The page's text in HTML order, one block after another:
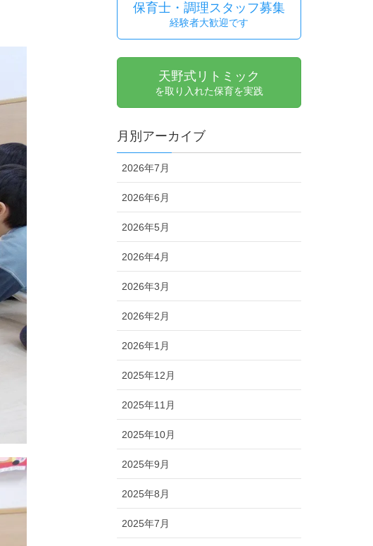
保育士・調理スタッフ募集
経験者大歓迎です
天野式リトミック
を取り入れた保育を実践
月別アーカイブ
2026年7月
2026年6月
2026年5月
2026年4月
2026年3月
2026年2月
2026年1月
2025年12月
2025年11月
2025年10月
2025年9月
2025年8月
2025年7月